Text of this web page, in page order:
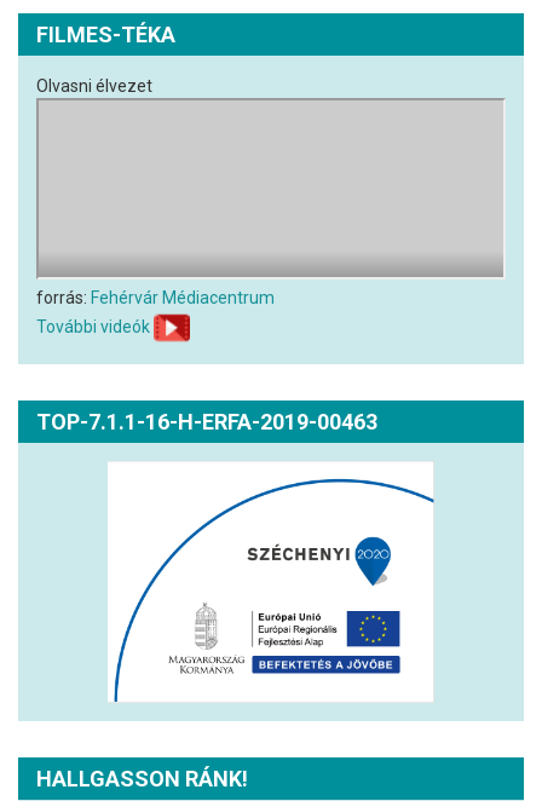
FILMES-TÉKA
Olvasni élvezet
forrás: Fehérvár Médiacentrum
További videók
TOP-7.1.1-16-H-ERFA-2019-00463
HALLGASSON RÁNK!